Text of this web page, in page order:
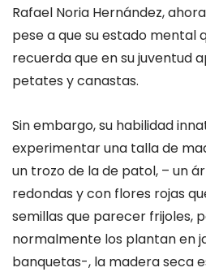
Rafael Noria Hernández,
pese a que su estado mental
recuerda que en su juventud
petates y canastas.
Sin embargo, su habilidad
experimentar una talla de
un trozo de la de patol, – un
redondas y con flores rojas
semillas que parecer frijoles,
normalmente los plantan en
banquetas-, la madera seca